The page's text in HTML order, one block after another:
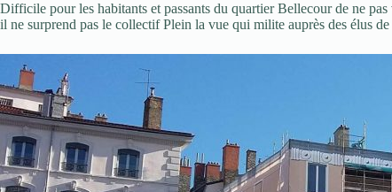
Difficile pour les habitants et passants du quartier Bellecour de ne
il ne surprend pas le collectif Plein la vue qui milite auprès des élus